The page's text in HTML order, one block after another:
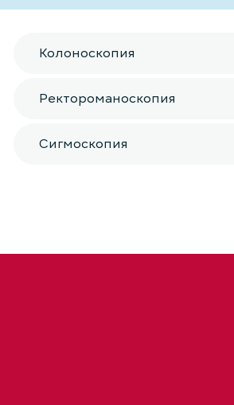
Колоноскопия
Ректороманоскопия
Сигмоскопия